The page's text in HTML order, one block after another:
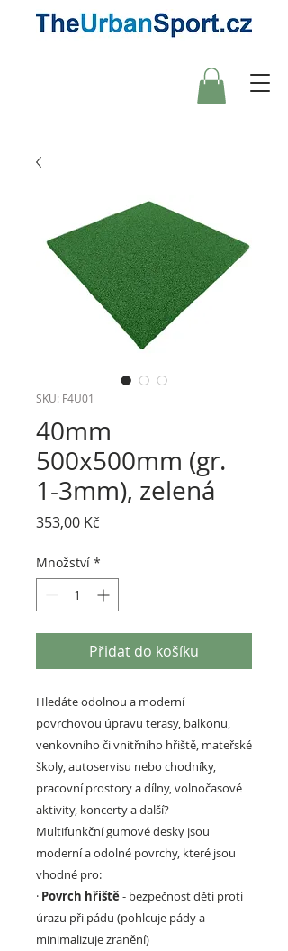
SKU: F4U01
40mm
500x500mm (gr.
1-3mm), zelená
353,00 Kč
Množství *
Přidat do košíku
Hledáte odolnou a moderní
povrchovou úpravu terasy, balkonu,
venkovního či vnitřního hřiště, mateřské
školy, autoservisu nebo chodníky,
pracovní prostory a dílny, volnočasové
aktivity, koncerty a další?
Multifunkční gumové desky jsou
moderní a odolné povrchy, které jsou
vhodné pro:
· Povrch hřiště- bezpečnost děti proti
úrazu při pádu (pohlcuje pády a
minimalizuje zranění)